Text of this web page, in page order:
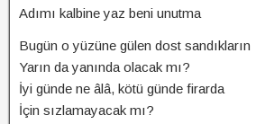
Adımı kalbine yaz beni unutma
Bugün o yüzüne gülen dost sandıkların
Yarın da yanında olacak mı?
İyi günde ne âlâ, kötü günde firarda
İçin sızlamayacak mı?